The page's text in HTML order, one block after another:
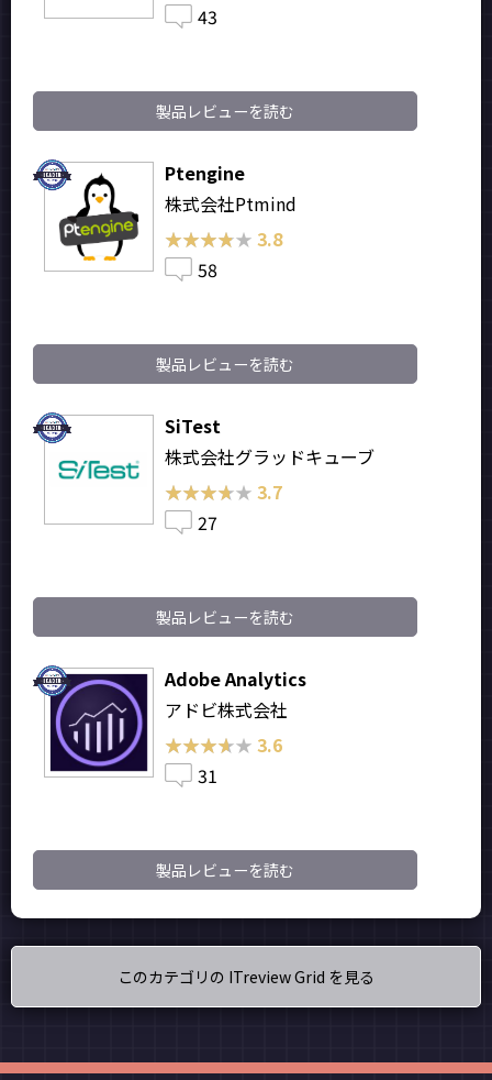
43
製品レビューを読む
Ptengine
株式会社Ptmind
★★★★★
★★★★★ 3.8
58
製品レビューを読む
SiTest
株式会社グラッドキューブ
★★★★★
★★★★★ 3.7
27
製品レビューを読む
Adobe Analytics
アドビ株式会社
★★★★★
★★★★★ 3.6
31
製品レビューを読む
このカテゴリの ITreview Grid を見る